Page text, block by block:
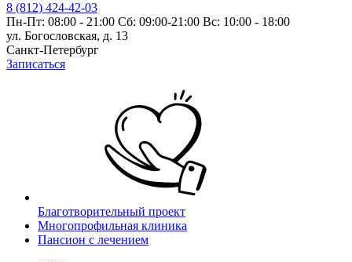
8 (812) 424-42-03
Пн-Пт: 08:00 - 21:00 Сб: 09:00-21:00 Вс: 10:00 - 18:00
ул. Богословская, д. 13
Санкт-Петербург
Записаться
Благотворительный проект
Многопрофильная клиника
Пансион с лечением